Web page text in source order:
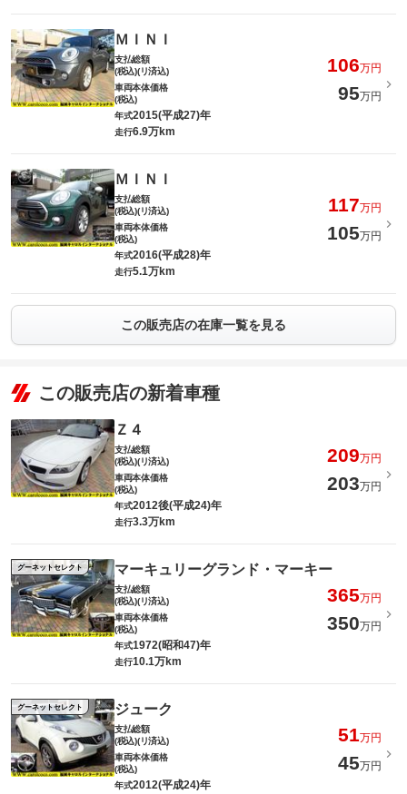
ＭＩＮＩ
支払総額
(税込)(リ済込)
106万円
車両本体価格
(税込)
95万円
年式2015(平成27)年
走行6.9万km
ＭＩＮＩ
支払総額
(税込)(リ済込)
117万円
車両本体価格
(税込)
105万円
年式2016(平成28)年
走行5.1万km
この販売店の在庫一覧を見る
この販売店の新着車種
Ｚ４
支払総額
(税込)(リ済込)
209万円
車両本体価格
(税込)
203万円
年式2012後(平成24)年
走行3.3万km
グーネットセレクト マーキュリーグランド・マーキー
支払総額
(税込)(リ済込)
365万円
車両本体価格
(税込)
350万円
年式1972(昭和47)年
走行10.1万km
グーネットセレクト ジューク
支払総額
(税込)(リ済込)
51万円
車両本体価格
(税込)
45万円
年式2012(平成24)年